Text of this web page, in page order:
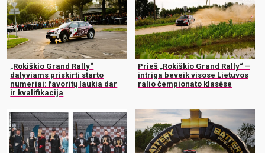
„Rokiškio Grand Rally“
dalyviams priskirti starto
numeriai: favoritų laukia dar
ir kvalifikacija
Prieš „Rokiškio Grand Rally“ –
intriga beveik visose Lietuvos
ralio čempionato klasėse